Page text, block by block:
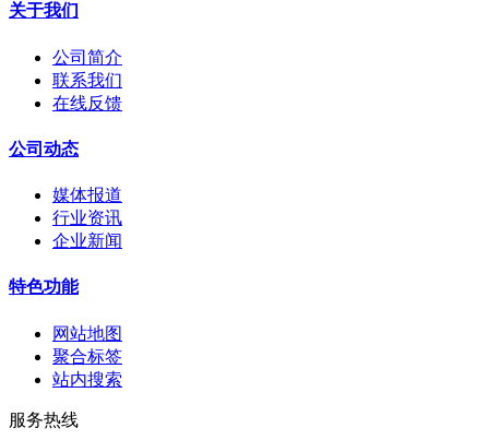
关于我们
公司简介
联系我们
在线反馈
公司动态
媒体报道
行业资讯
企业新闻
特色功能
网站地图
聚合标签
站内搜索
服务热线